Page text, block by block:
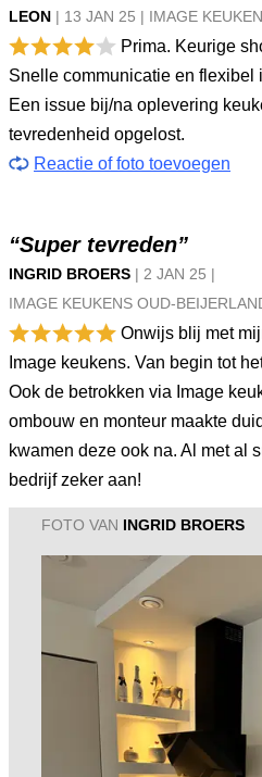
LEON | 13 JAN 25 | IMAGE
Prima. Keurige
Snelle communicatie en
Een issue bij/na oplevering
tevredenheid opgelost.
Reactie of foto toevoegen
“Super tevreden”
INGRID BROERS | 2 JAN 25 |
IMAGE KEUKENS OUD-
Onwijs blij met
Image keukens. Van begin tot
Ook de betrokken via Image
ombouw en monteur maakte
kwamen deze ook na. Al met al
bedrijf zeker aan!
FOTO VAN INGRID BROERS